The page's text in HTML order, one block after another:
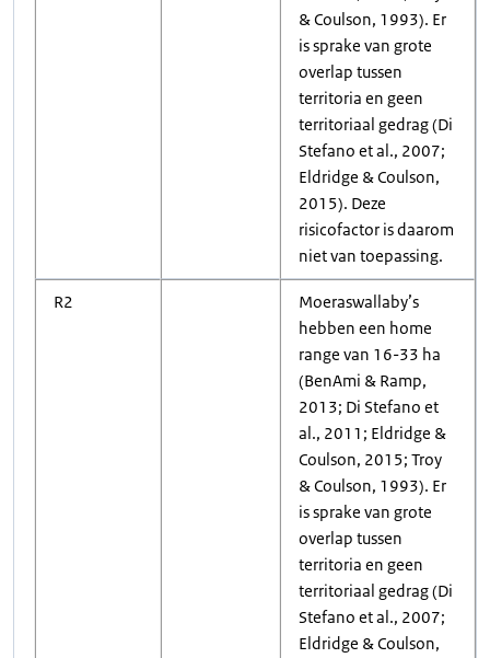
& Coulson, 1993). Er
is sprake van grote
overlap tussen
territoria en geen
territoriaal gedrag (Di
Stefano et al., 2007;
Eldridge & Coulson,
2015). Deze
risicofactor is daarom
niet van toepassing.
R2
Moeraswallaby’s
hebben een home
range van 16-33 ha
(BenAmi & Ramp,
2013; Di Stefano et
al., 2011; Eldridge &
Coulson, 2015; Troy
& Coulson, 1993). Er
is sprake van grote
overlap tussen
territoria en geen
territoriaal gedrag (Di
Stefano et al., 2007;
Eldridge & Coulson,